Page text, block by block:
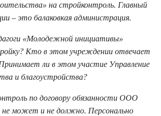
на стройконтроль. Главный
– это балаковкая администрация.
«Молодежной инициативы»
Кто в этом учреждении отвечает
ли в этом участие Управление
и благоустройства?
по договору обязанности ООО
не может и не должно. Персонально